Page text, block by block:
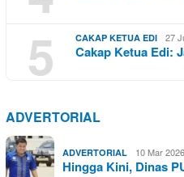
5 CAKAP KETUA EDI 27
Cakap Ketua Edi:
ADVERTORIAL
ADVERTORIAL 10 Mar
Hingga Kini, Dinas